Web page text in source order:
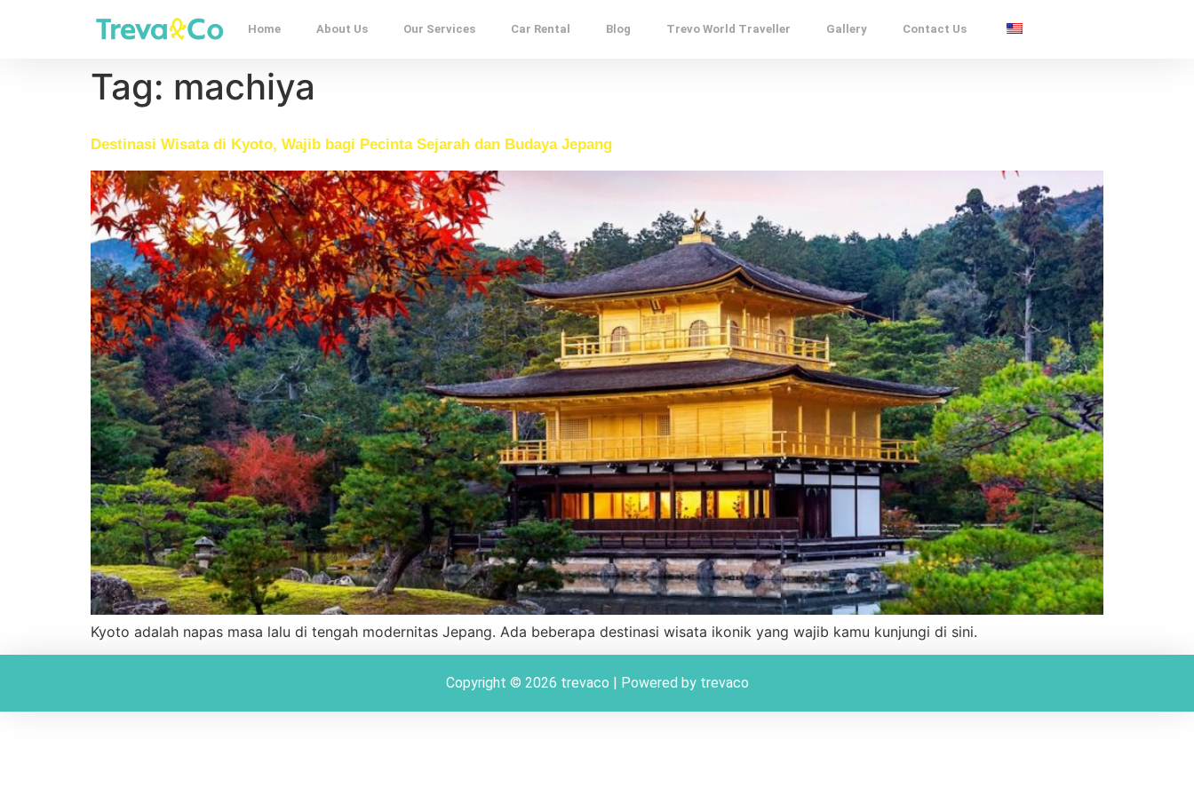
Home About Us Our Services Car Rental Blog Trevo World Traveller Gallery Contact Us
Tag: machiya
Destinasi Wisata di Kyoto, Wajib bagi Pecinta Sejarah dan Budaya Jepang
Kyoto adalah napas masa lalu di tengah modernitas Jepang. Ada beberapa destinasi wisata ikonik yang wajib kamu kunjungi di sini.
Copyright © 2026 trevaco | Powered by trevaco